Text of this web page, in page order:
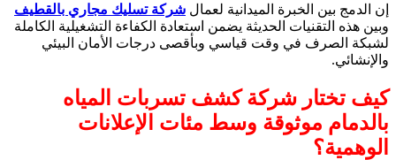
إن الدمج بين الخبرة الميدانية لعمال شركة تسليك مجاري بالقطيف
وبين هذه التقنيات الحديثة يضمن استعادة الكفاءة التشغيلية الكاملة
لشبكة الصرف في وقت قياسي وبأقصى درجات الأمان البيئي
والإنشائي.
كيف تختار شركة كشف تسربات المياه
بالدمام موثوقة وسط مئات الإعلانات
الوهمية؟